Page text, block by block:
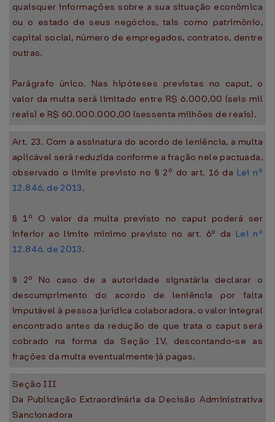
quaisquer informações sobre a sua situação econômica
ou o estado de seus negócios, tais como patrimônio,
capital social, número de empregados, contratos, dentre
outras.
Parágrafo único. Nas hipóteses previstas no caput, o
valor da multa será limitado entre R$ 6.000,00 (seis mil
reais) e R$ 60.000.000,00 (sessenta milhões de reais).
Art. 23. Com a assinatura do acordo de leniência, a multa
aplicável será reduzida conforme a fração nele pactuada,
observado o limite previsto no § 2º do art. 16 da Lei nº
12.846, de 2013.
§ 1º O valor da multa previsto no caput poderá ser
inferior ao limite mínimo previsto no art. 6º da Lei nº
12.846, de 2013.
§ 2º No caso de a autoridade signatária declarar o
descumprimento do acordo de leniência por falta
imputável à pessoa jurídica colaboradora, o valor integral
encontrado antes da redução de que trata o caput será
cobrado na forma da Seção IV, descontando-se as
frações da multa eventualmente já pagas.
Seção III
Da Publicação Extraordinária da Decisão Administrativa
Sancionadora